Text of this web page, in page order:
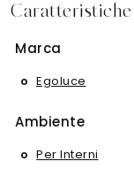
Caratteristiche
Marca
Egoluce
Ambiente
Per Interni